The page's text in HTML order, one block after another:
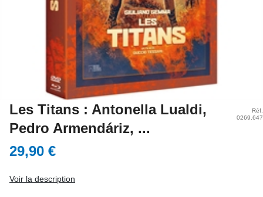
Les Titans : Antonella Lualdi,
Pedro Armendáriz, ...
Réf.
0269.647
29,90 €
Voir la description